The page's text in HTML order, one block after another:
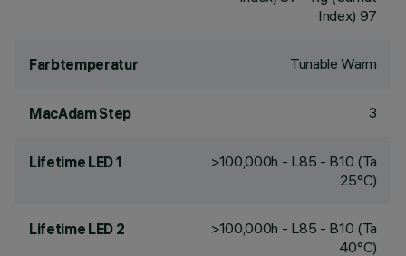
Index) 97
Farbtemperatur Tunable Warm
MacAdam Step 3
Lifetime LED 1
>100,000h - L85 - B10 (Ta
25°C)
Lifetime LED 2
>100,000h - L85 - B10 (Ta
40°C)